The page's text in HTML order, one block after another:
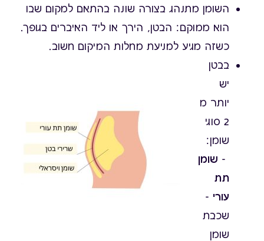
השומן מתנהג בצורה שונה בהתאם למקום שבו
הוא ממוקם: הבטן, הירך או ליד האיברים בגופך.
כשזה מגיע למניעת מחלות המיקום חשוב.
בבטן
יש
יותר מ
2 סוגי
שומן:
- שומן
תת
עורי -
שכבת
שומן